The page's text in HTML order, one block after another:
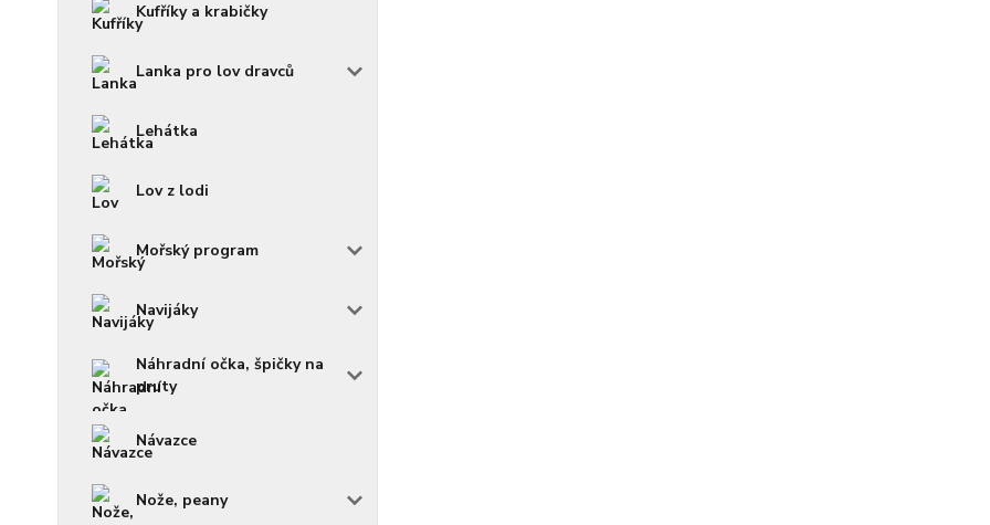
Kufříky a krabičky
Lanka pro lov dravců
Lehátka
Lov z lodi
Mořský program
Navijáky
Náhradní očka, špičky na
pruty
Návazce
Nože, peany